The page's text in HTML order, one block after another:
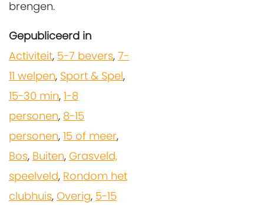
brengen.
Gepubliceerd in
Activiteit, 5-7 bevers, 7-
11 welpen, Sport & Spel,
15-30 min, 1-8
personen, 8-15
personen, 15 of meer,
Bos, Buiten, Grasveld,
speelveld, Rondom het
clubhuis, Overig, 5-15